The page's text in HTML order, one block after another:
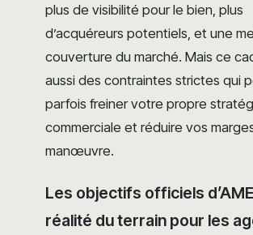
plus de visibilité pour le bien, plus
d’acquéreurs potentiels, et une
couverture du marché. Mais ce
aussi des contraintes strictes qui
parfois freiner votre propre
commerciale et réduire vos
manœuvre.
Les objectifs officiels
réalité du terrain pour les